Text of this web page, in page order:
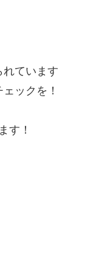
ています
ックを！
す！